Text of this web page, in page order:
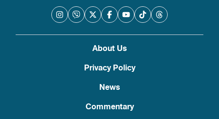
About Us
Privacy Policy
News
Commentary